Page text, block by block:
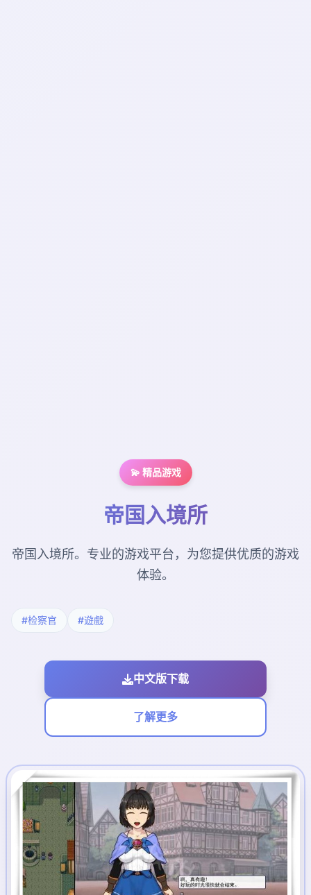
💫 精品游戏
帝国入境所
帝国入境所。专业的游戏平台，为您提供优质的游戏
体验。
#检察官 #遊戲
中文版下载
了解更多